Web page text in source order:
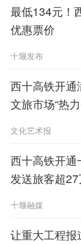
座：新洲
黄州站。
而近
路环境影
线路自阜
地，于新
新洲站，
线)。至此
武汉新洲
最低134元！
优惠票价
十堰发布
西十高铁开
文旅市场“热
文化艺术报
西十高铁开
发送旅客超
十堰融媒
让重大工程